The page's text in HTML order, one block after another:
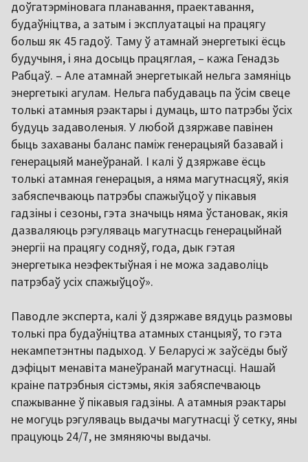
доўгатэрміновага планавання, праектавання,
будаўніцтва, а затым і эксплуатацыі на працягу
больш як 45 гадоў. Таму ў атамнай энергетыкі ёсць
будучыня, і яна досыць працяглая, – кажа Генадзь
Рабцаў. – Але атамнай энергетыкай нельга замяніць
энергетыкі агулам. Нельга пабудаваць па ўсім свеце
толькі атамныя рэактары і думаць, што патрэбы ўсіх
будуць задаволеныя. У любой дзяржаве павінен
быць захаваны баланс паміж генерацыяй базавай і
генерацыяй манеўранай. І калі ў дзяржаве ёсць
толькі атамная генерацыя, а няма магутнасцяў, якія
забяспечваюць патрэбы спажыўцоў у пікавыя
гадзіны і сезоны, гэта значыць няма ўстановак, якія
дазваляюць рэгуляваць магутнасць генерацыйнай
энергіі на працягу содняў, года, дык гэтая
энергетыка неэфектыўная і не можа задаволіць
патрэбаў усіх спажыўцоў».
Паводле эксперта, калі ў дзяржаве вядуць размовы
толькі пра будаўніцтва атамных станцыяў, то гэта
некампетэнтны падыход. У Беларусі ж заўсёды быў
дэфіцыт менавіта манеўранай магутнасці. Нашай
краіне патрэбныя сістэмы, якія забяспечваюць
спажыванне ў пікавыя гадзіны. А атамныя рэактары
не могуць рэгуляваць выдачы магутнасці ў сетку, яны
працуюць 24/7, не змяняючы выдачы.